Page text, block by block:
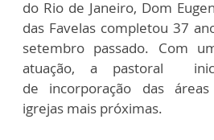
do Rio de Janeiro, Dom
das Favelas completou 37
setembro passado. Com
atuação, a pastoral
de incorporação das
igrejas mais próximas.